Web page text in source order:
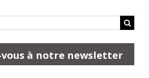
à notre newsletter